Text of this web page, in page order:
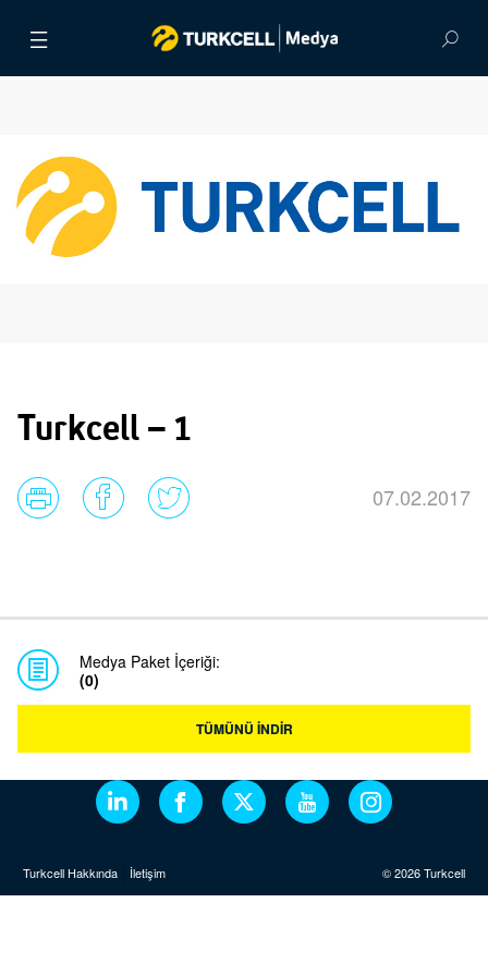
VİDEOLAR
GÖRSEL ARŞİV
Turkcell – 1
07.02.2017
Medya Paket İçeriği:
(0)
TÜMÜNÜ İNDİR
Turkcell Hakkında İletişim © 2026 Turkcell